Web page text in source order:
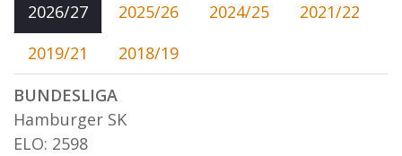
2026/27 2025/26 2024/25
2021/22
2019/21
2018/19
BUNDESLIGA
Hamburger SK
ELO: 2598